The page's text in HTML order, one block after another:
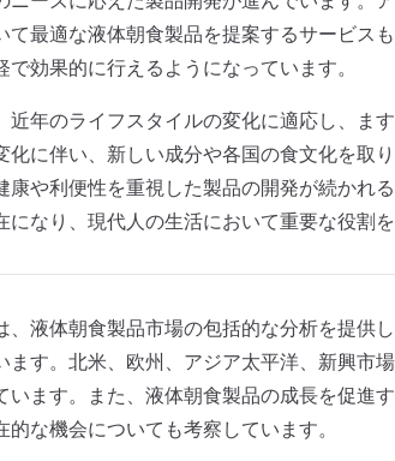
て最適な液体朝食製品を提案するサービス
効果的に行えるようになっています。
近年のライフスタイルの変化に適応し、ま
化に伴い、新しい成分や各国の食文化を取
康や利便性を重視した製品の開発が続かれ
になり、現代人の生活において重要な役割
、液体朝食製品市場の包括的な分析を提供
ます。北米、欧州、アジア太平洋、新興市
います。また、液体朝食製品の成長を促進
な機会についても考察しています。